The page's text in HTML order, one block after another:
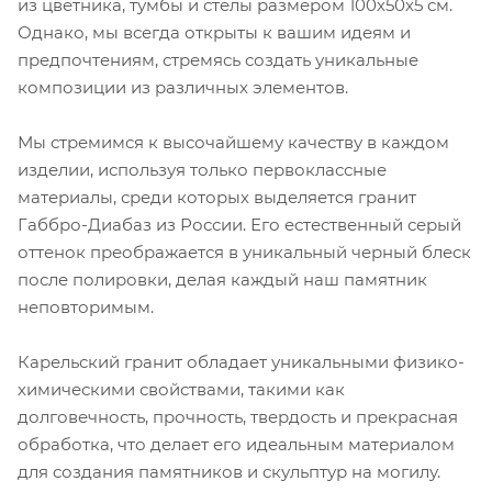
из цветника, тумбы и стелы размером 100х50х5 см.
Однако, мы всегда открыты к вашим идеям и
предпочтениям, стремясь создать уникальные
композиции из различных элементов.
Мы стремимся к высочайшему качеству в каждом
изделии, используя только первоклассные
материалы, среди которых выделяется гранит
Габбро-Диабаз из России. Его естественный серый
оттенок преображается в уникальный черный блеск
после полировки, делая каждый наш памятник
неповторимым.
Карельский гранит обладает уникальными физико-
химическими свойствами, такими как
долговечность, прочность, твердость и прекрасная
обработка, что делает его идеальным материалом
для создания памятников и скульптур на могилу.